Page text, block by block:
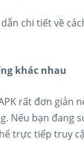
chi tiết về
khác nhau
rất đơn giản
Nếu bạn đang
trực tiếp truy